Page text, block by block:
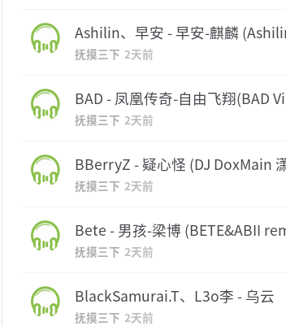
Ashilin、早安 - 早安-麒麟
抚摸三下 2天前
BAD - 凤凰传奇-自由飞翔(BAD
抚摸三下 2天前
BBerryZ - 疑心怪 (DJ DoxMain
抚摸三下 2天前
Bete - 男孩-梁博 (BETE&ABII
抚摸三下 2天前
BlackSamurai.T、L3o李 - 乌云
抚摸三下 2天前